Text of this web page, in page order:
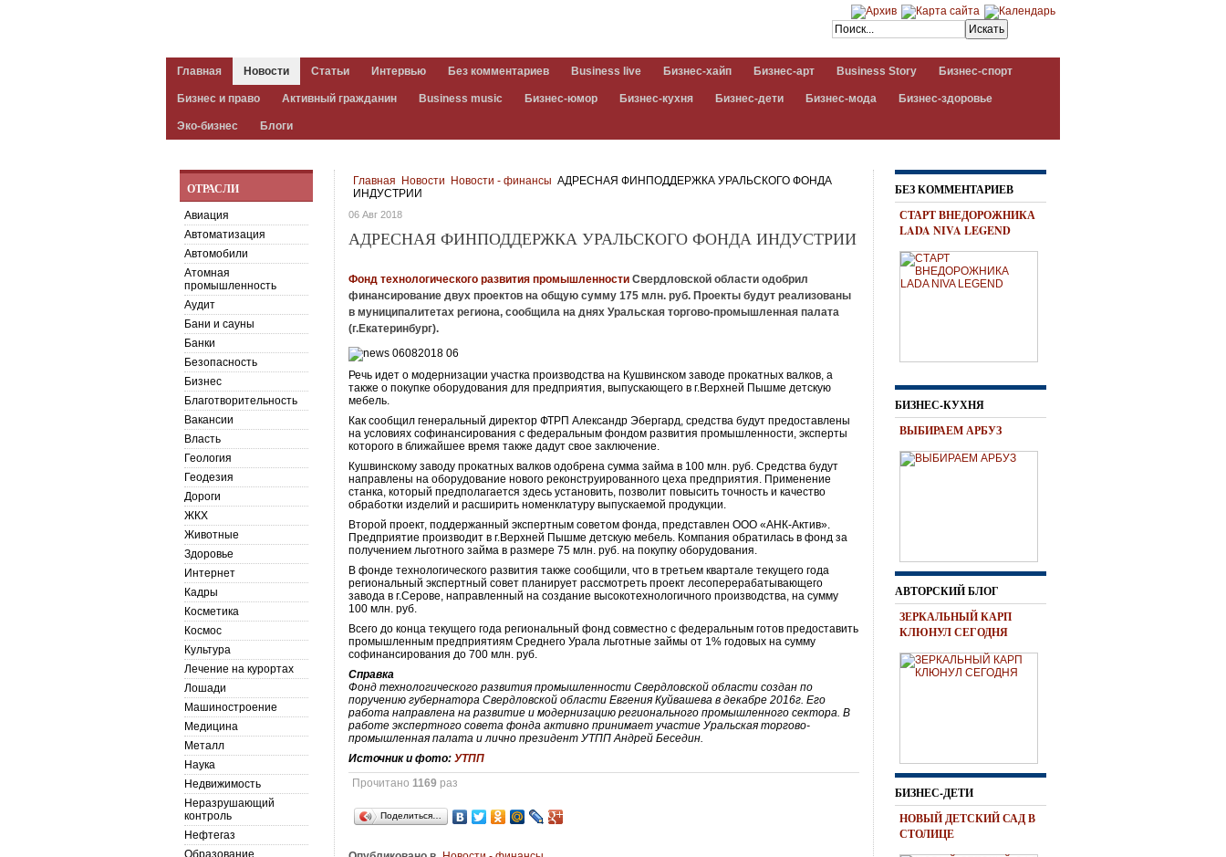
Главная Новости Статьи Интервью Без комментариев Business live Бизнес-хайп Бизнес-арт Business Story Бизнес-спорт
Бизнес и право Активный гражданин Business music Бизнес-юмор Бизнес-кухня Бизнес-дети Бизнес-мода Бизнес-здоровье
Эко-бизнес Блоги
Главная Новости Новости - финансы АДРЕСНАЯ ФИНПОДДЕРЖКА УРАЛЬСКОГО ФОНДА
ИНДУСТРИИ
06 Авг 2018
АДРЕСНАЯ ФИНПОДДЕРЖКА УРАЛЬСКОГО ФОНДА ИНДУСТРИИ
Фонд технологического развития промышленности Свердловской области одобрил
финансирование двух проектов на общую сумму 175 млн. руб. Проекты будут реализованы
в муниципалитетах региона, сообщила на днях Уральская торгово-промышленная палата
(г.Екатеринбург).
Речь идет о модернизации участка производства на Кушвинском заводе прокатных валков, а
также о покупке оборудования для предприятия, выпускающего в г.Верхней Пышме детскую
мебель.
Как сообщил генеральный директор ФТРП Александр Эбергард, средства будут предоставлены
на условиях софинансирования с федеральным фондом развития промышленности, эксперты
которого в ближайшее время также дадут свое заключение.
Кушвинскому заводу прокатных валков одобрена сумма займа в 100 млн. руб. Средства будут
направлены на оборудование нового реконструированного цеха предприятия. Применение
станка, который предполагается здесь установить, позволит повысить точность и качество
обработки изделий и расширить номенклатуру выпускаемой продукции.
Второй проект, поддержанный экспертным советом фонда, представлен ООО «АНК-Актив».
Предприятие производит в г.Верхней Пышме детскую мебель. Компания обратилась в фонд за
получением льготного займа в размере 75 млн. руб. на покупку оборудования.
В фонде технологического развития также сообщили, что в третьем квартале текущего года
региональный экспертный совет планирует рассмотреть проект лесоперерабатывающего
завода в г.Серове, направленный на создание высокотехнологичного производства, на сумму
100 млн. руб.
Всего до конца текущего года региональный фонд совместно с федеральным готов предоставить
промышленным предприятиям Среднего Урала льготные займы от 1% годовых на сумму
софинансирования до 700 млн. руб.
Справка
Фонд технологического развития промышленности Свердловской области создан по
поручению губернатора Свердловской области Евгения Куйвашева в декабре 2016г. Его
работа направлена на развитие и модернизацию регионального промышленного сектора. В
работе экспертного совета фонда активно принимает участие Уральская торгово-
промышленная палата и лично президент УТПП Андрей Беседин.
Источник и фото:УТПП
Прочитано1169 раз
Поделиться…
ОТРАСЛИ
Авиация
Автоматизация
Автомобили
Атомная
промышленность
Аудит
Бани и сауны
Банки
Безопасность
Бизнес
Благотворительность
Вакансии
Власть
Геология
Геодезия
Дороги
ЖКХ
Животные
Здоровье
Интернет
Кадры
Косметика
Космос
Культура
Лечение на курортах
Лошади
Машиностроение
Медицина
Металл
Наука
Недвижимость
Неразрушающий
контроль
Нефтегаз
Образование
БЕЗ КОММЕНТАРИЕВ
СТАРТ ВНЕДОРОЖНИКА
LADA NIVA LEGEND
БИЗНЕС-КУХНЯ
ВЫБИРАЕМ АРБУЗ
АВТОРСКИЙ БЛОГ
ЗЕРКАЛЬНЫЙ КАРП
КЛЮНУЛ СЕГОДНЯ
БИЗНЕС-ДЕТИ
НОВЫЙ ДЕТСКИЙ САД В
СТОЛИЦЕ